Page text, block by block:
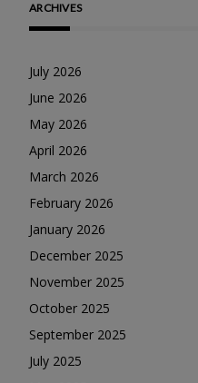
ARCHIVES
July 2026
June 2026
May 2026
April 2026
March 2026
February 2026
January 2026
December 2025
November 2025
October 2025
September 2025
July 2025